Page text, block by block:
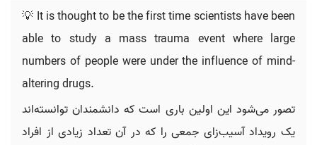
💡 It is thought to be the first time scientists have been
able to study a mass trauma event where large
numbers of people were under the influence of mind-
altering drugs.
تصور می‌شود این اولین باری است که دانشمندان توانسته‌اند
یک رویداد آسیب‌زای جمعی را که در آن تعداد زیادی از افراد